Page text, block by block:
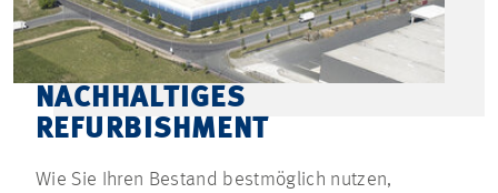
NACHHALTIGES
REFURBISHMENT
Wie Sie Ihren Bestand bestmöglich nutzen,